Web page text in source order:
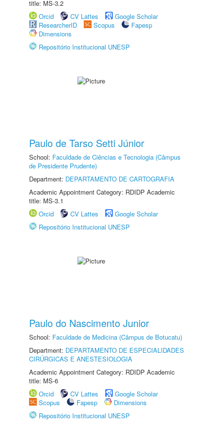
title: MS-3.2
Orcid
CV Lattes
Google Scholar
ResearcherID
Scopus
Fapesp
Dimensions
Repositório Institucional UNESP
Paulo de Tarso Setti Júnior
School: Faculdade de Ciências e Tecnologia (Câmpus
de Presidente Prudente)
Department: DEPARTAMENTO DE CARTOGRAFIA
Academic Appointment Category: RDIDP Academic
title: MS-3.1
Orcid
CV Lattes
Google Scholar
Repositório Institucional UNESP
Paulo do Nascimento Junior
School: Faculdade de Medicina (Câmpus de Botucatu)
Department: DEPARTAMENTO DE ESPECIALIDADES
CIRÚRGICAS E ANESTESIOLOGIA
Academic Appointment Category: RDIDP Academic
title: MS-6
Orcid
CV Lattes
Google Scholar
Scopus
Fapesp
Dimensions
Repositório Institucional UNESP